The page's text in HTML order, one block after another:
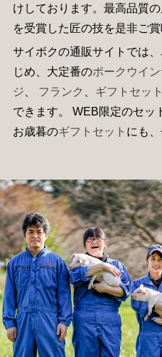
けしております。最高品質
を受賞した匠の技を是非ご賞
サイボクの通販サイトでは、
じめ、大定番のポークウイ
ジ
フランク ギフトセット
できます。 WEB限定のセッ
お歳暮のギフトセット にも